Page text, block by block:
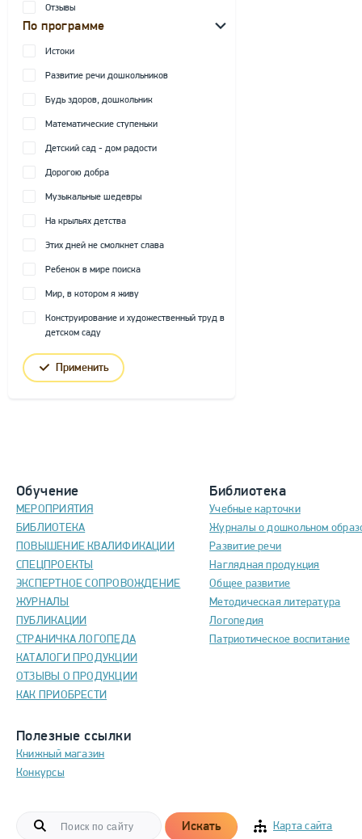
Отзывы
По программе
Истоки
Развитие речи дошкольников
Будь здоров, дошкольник
Математические ступеньки
Детский сад - дом радости
Дорогою добра
Музыкальные шедевры
На крыльях детства
Этих дней не смолкнет слава
Ребенок в мире поиска
Мир, в котором я живу
Конструирование и художественный труд в
детском саду
Применить
Обучение
МЕРОПРИЯТИЯ
БИБЛИОТЕКА
ПОВЫШЕНИЕ КВАЛИФИКАЦИИ
СПЕЦПРОЕКТЫ
ЭКСПЕРТНОЕ СОПРОВОЖДЕНИЕ
ЖУРНАЛЫ
ПУБЛИКАЦИИ
СТРАНИЧКА ЛОГОПЕДА
КАТАЛОГИ ПРОДУКЦИИ
ОТЗЫВЫ О ПРОДУКЦИИ
КАК ПРИОБРЕСТИ
Полезные ссылки
Книжный магазин
Конкурсы
Библиотека
Учебные карточки
Журналы о дошкольном
Развитие речи
Наглядная продукция
Общее развитие
Методическая литература
Логопедия
Патриотическое воспитание
Искать Карта сайта